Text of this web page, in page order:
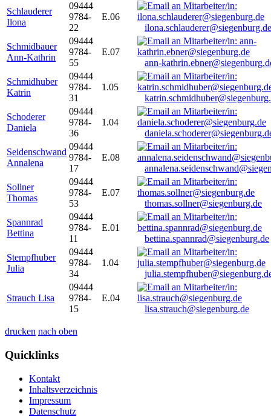
Schlauderer
Ilona
09444
9784-
22
E.06
ilona.schlauderer@siegenburg.de
Schmidbauer
Ann-Kathrin
09444
9784-
55
E.07
ann-
Schmidhuber
Katrin
09444
9784-
31
1.05
Schoderer
Daniela
09444
9784-
36
1.04
Seidenschwand
Annalena
09444
9784-
17
E.08
Sollner
Thomas
09444
9784-
53
E.07
thomas.sollner@siegenburg.de
Spannrad
Bettina
09444
9784-
11
E.01
bettina.spannrad@siegenburg.de
Stempfhuber
Julia
09444
9784-
34
1.04
Strauch Lisa
09444
9784-
15
E.04
lisa.strauch@siegenburg.de
drucken nach oben
Quicklinks
Kontakt
Inhaltsverzeichnis
Impressum
Datenschutz